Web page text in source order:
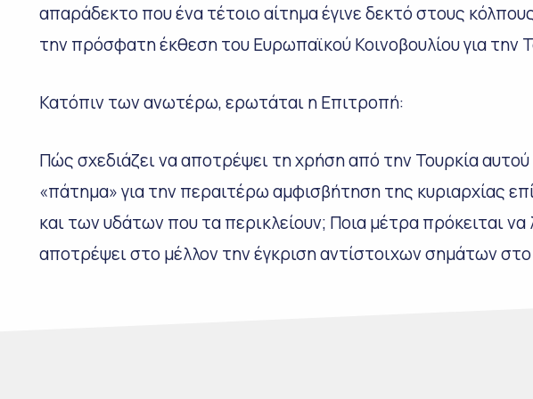
απαράδεκτο που ένα τέτοιο αίτημα έγινε δεκτό στους
την πρόσφατη έκθεση του Ευρωπαϊκού Κοινοβουλίου για την
Κατόπιν των ανωτέρω, ερωτάται η Επιτροπή:
Πώς σχεδιάζει να αποτρέψει τη χρήση από την Τουρκία
«πάτημα» για την περαιτέρω αμφισβήτηση της κυριαρχίας
και των υδάτων που τα περικλείουν; Ποια μέτρα πρόκειται να
αποτρέψει στο μέλλον την έγκριση αντίστοιχων σημάτων στο